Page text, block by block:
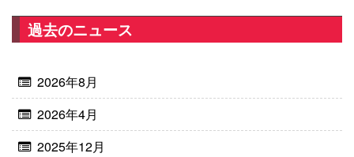
過去のニュース
2026年8月
2026年4月
2025年12月